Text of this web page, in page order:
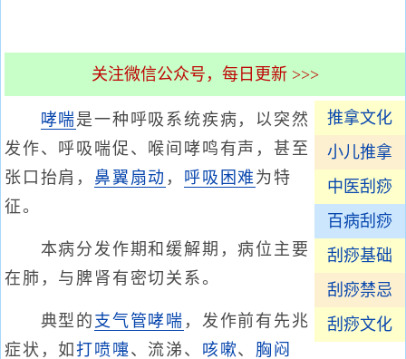
关注微信公众号，每日更新 >>>
推拿文化
小儿推拿
中医刮痧
百病刮痧
刮痧基础
刮痧禁忌
刮痧文化
哮喘是一种呼吸系统疾病，以突然
发作、呼吸喘促、喉间哮鸣有声，甚至
张口抬肩， 鼻翼扇动 ， 呼吸困难为特
征。
本病分发作期和缓解期，病位主要
在肺，与脾肾有密切关系。
典型的 支气管哮喘 ，发作前有先兆
症状，如打喷嚏 、流涕、 咳嗽、 胸闷